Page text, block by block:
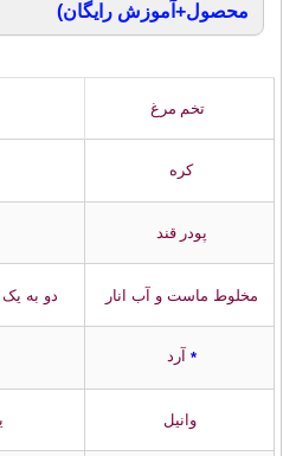
محصول+آموزش رایگان)
تخم مرغ
کره
پودر قند
مخلوط ماست و آب انار دو به یک
* آرد
وانیل